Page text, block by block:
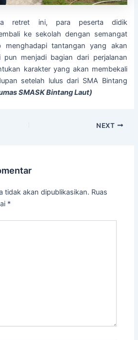
retret ini, para peserta didik
ke sekolah dengan semangat
tantangan yang akan
pun menjadi bagian dari perjalanan
karakter yang akan membekali
setelah lulus dari SMA Bintang
SMASK Bintang Laut)
NEXT
tidak akan dipublikasikan. Ruas
*